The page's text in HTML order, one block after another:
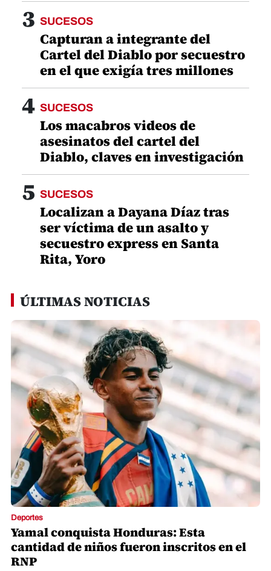
3 SUCESOS
Capturan a integrante del
Cartel del Diablo por secuestro
en el que exigía tres millones
4 SUCESOS
Los macabros videos de
asesinatos del cartel del
Diablo, claves en investigación
5 SUCESOS
Localizan a Dayana Díaz tras
ser víctima de un asalto y
secuestro express en Santa
Rita, Yoro
ÚLTIMAS NOTICIAS
Deportes
Yamal conquista Honduras: Esta
cantidad de niños fueron inscritos en el
RNP